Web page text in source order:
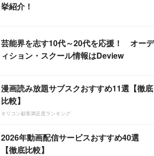
挙紹介！
芸能界を志す10代～20代を応援！ オーデ
ィション・スクール情報はDeview
漫画読み放題サブスクおすすめ11選【徹底
比較】
オリコン顧客満足度ランキング
2026年動画配信サービスおすすめ40選
【徹底比較】